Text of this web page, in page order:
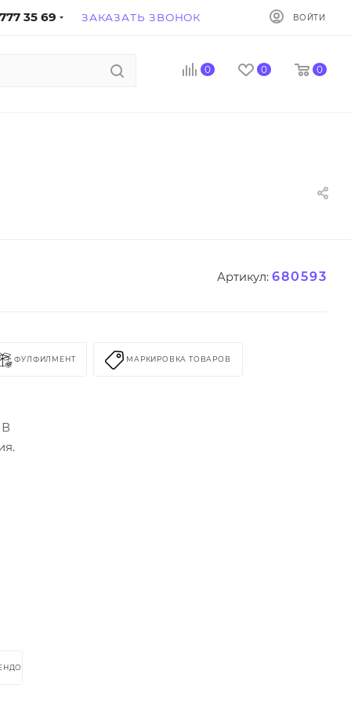
35 69 ЗАКАЗАТЬ ЗВОНОК ВОЙТИ
0 0 0
Артикул: 680593
ФУЛФИЛМЕНТ МАРКИРОВКА ТОВАРОВ
В